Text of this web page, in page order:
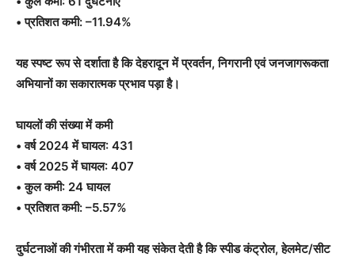
• प्रतिशत कमी: –11.94%
यह स्पष्ट रूप से दर्शाता है कि देहरादून में प्रवर्तन, निगरानी एवं जनजागरूकता
अभियानों का सकारात्मक प्रभाव पड़ा है।
घायलों की संख्या में कमी
• वर्ष 2024 में घायल: 431
• वर्ष 2025 में घायल: 407
• कुल कमी: 24 घायल
• प्रतिशत कमी: –5.57%
दुर्घटनाओं की गंभीरता में कमी यह संकेत देती है कि स्पीड कंट्रोल, हेलमेट/सीट